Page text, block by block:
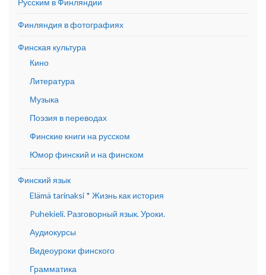
Русским в Финляндии
Финляндия в фотографиях
Финская культура
Кино
Литература
Музыка
Поэзия в переводах
Финские книги на русском
Юмор финский и на финском
Финский язык
Elämä tarinaksi * Жизнь как история
Puhekieli. Разговорный язык. Уроки.
Аудиокурсы
Видеоуроки финского
Грамматика